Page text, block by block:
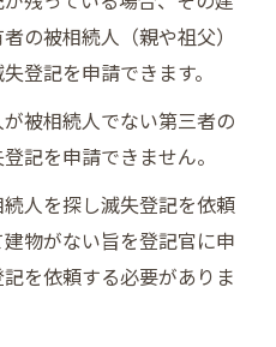
の被相続人（親や祖父）
登記を申請できます。
被相続人でない第三者の
記を申請できません。
人を探し滅失登記を依頼
物がない旨を登記官に申
を依頼する必要がありま